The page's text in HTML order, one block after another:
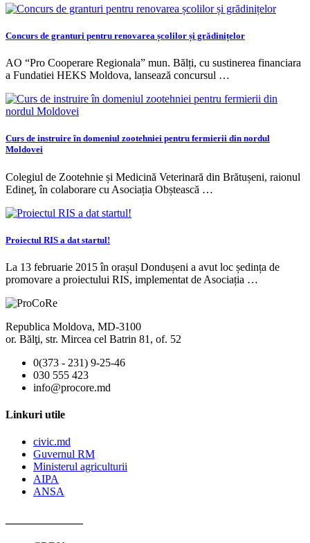
Concurs de granturi pentru renovarea școlilor și grădinițelor
AO “Pro Cooperare Regionala” mun. Bălți, cu sustinerea financiara
a Fundatiei HEKS Moldova, lansează concursul …
Curs de instruire în domeniul zootehniei pentru fermierii din nordul
Moldovei
Colegiul de Zootehnie și Medicină Veterinară din Brătușeni, raionul
Edineț, în colaborare cu Asociația Obștească …
Proiectul RIS a dat startul!
La 13 februarie 2015 în orașul Dondușeni a avut loc ședința de
promovare a proiectului RIS, implementat de Asociația …
Republica Moldova, MD-3100
or. Bălţi, str. Mircea cel Batrin 81, of. 52
0(373 - 231) 9-25-46
030 555 423
info@procore.md
Linkuri utile
civic.md
Guvernul RM
Ministerul agriculturii
AIPA
ANSA